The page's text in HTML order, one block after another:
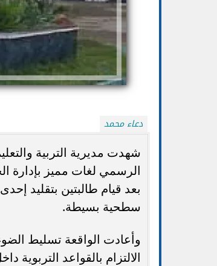
دعاء محمد
شهدت مديرية التربية
الرسمي لغات مميز بإدارة
بعد قيام طالبتين بتقليد
سطحية بسيطة.
وأعادت الواقعة تسليط
الالتزام بالقواعد
تنسيق الجامعات 2026.. موعد بدء المرحلة
الثانية وخطوات تسجيل الرغبات إلكترونيًا